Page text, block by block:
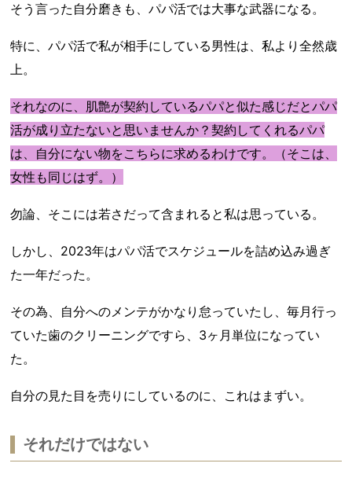
そう言った自分磨きも、パパ活では大事な武器になる。
特に、パパ活で私が相手にしている男性は、私より全然歳
上。
それなのに、肌艶が契約しているパパと似た感じだとパパ
活が成り立たないと思いませんか？契約してくれるパパ
は、自分にない物をこちらに求めるわけです。（そこは、
女性も同じはず。）
勿論、そこには若さだって含まれると私は思っている。
しかし、2023年はパパ活でスケジュールを詰め込み過ぎ
た一年だった。
その為、自分へのメンテがかなり怠っていたし、毎月行っ
ていた歯のクリーニングですら、3ヶ月単位になってい
た。
自分の見た目を売りにしているのに、これはまずい。
それだけではない